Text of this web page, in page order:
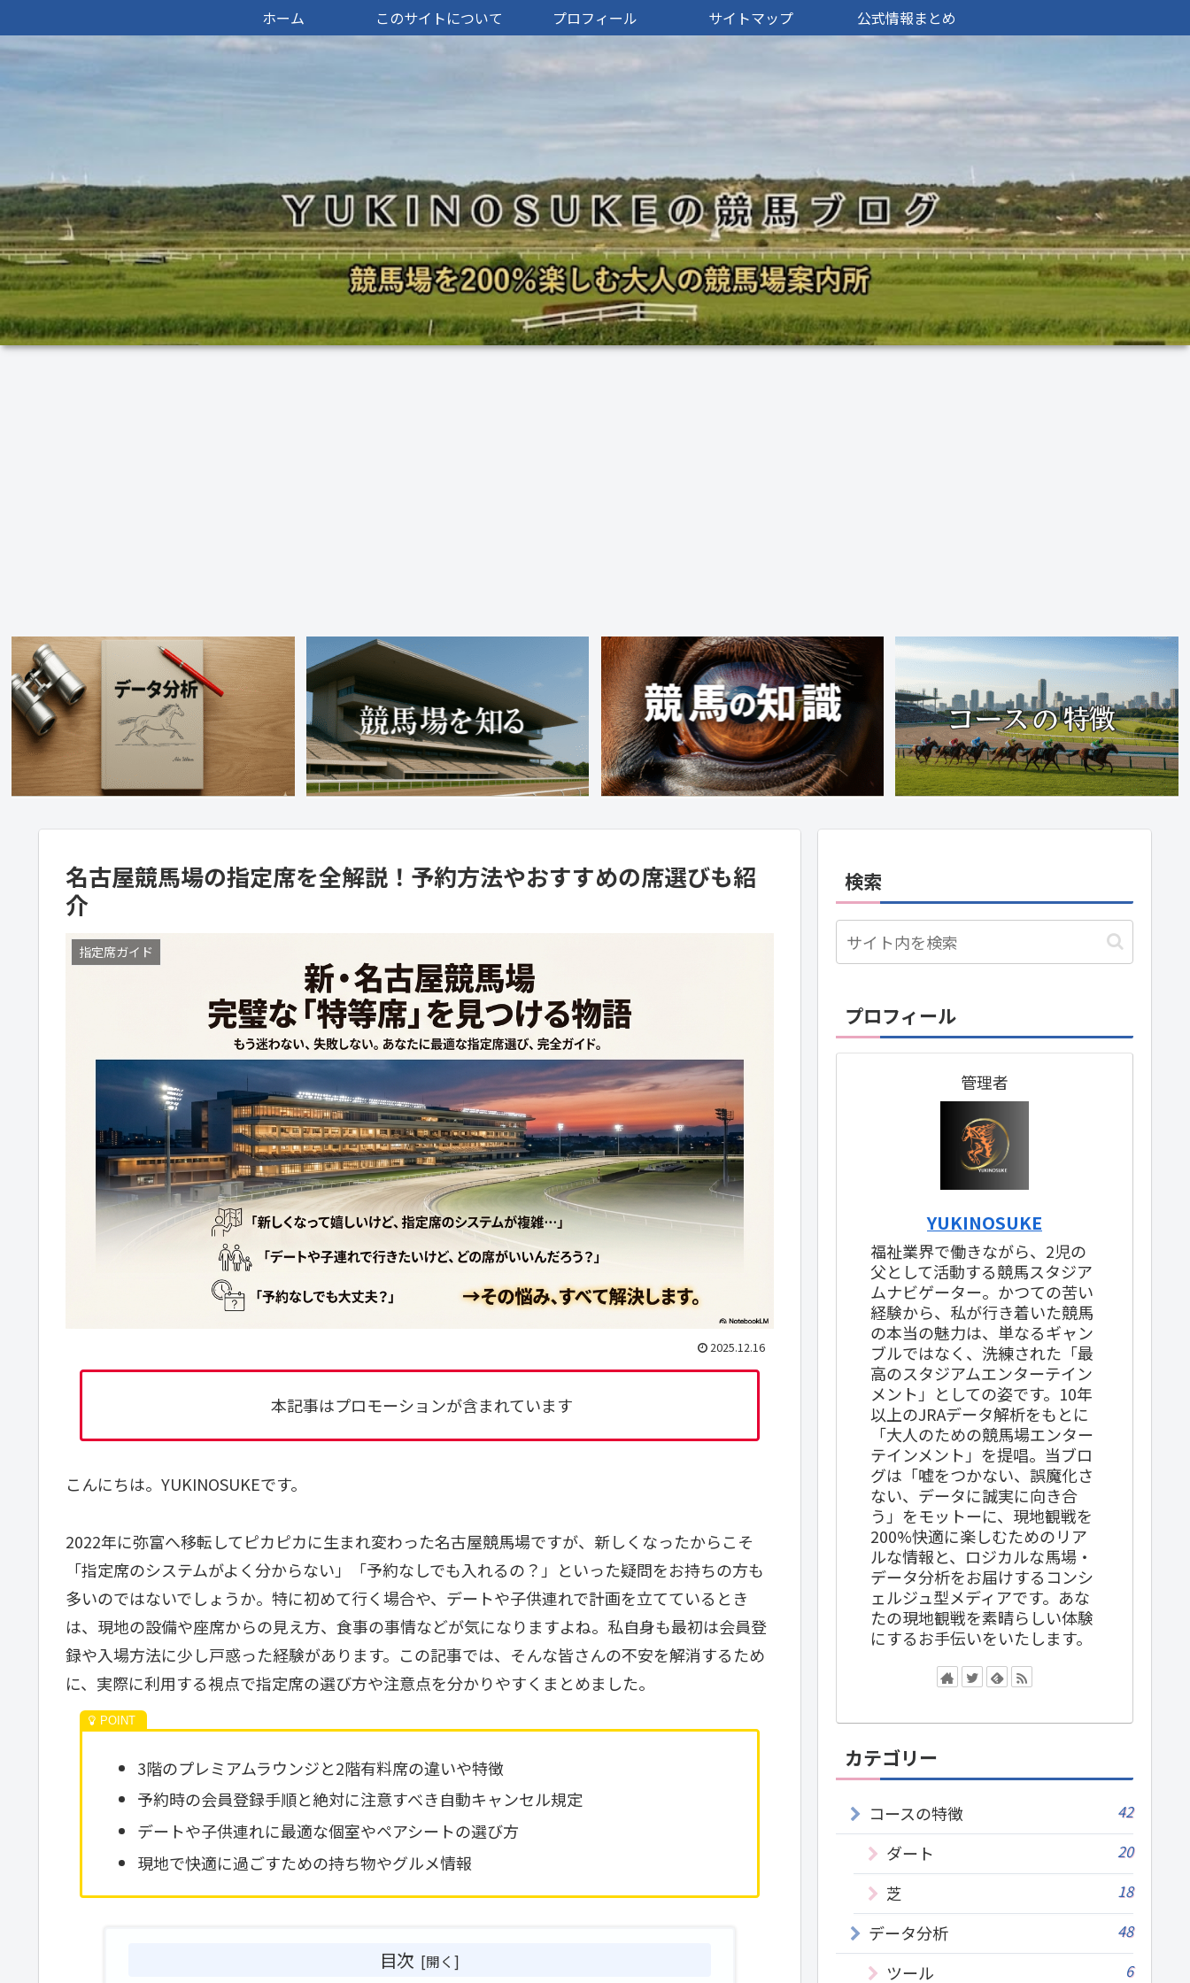
ホーム このサイトについて プロフィール サイトマップ 公式情報まとめ
名古屋競馬場の指定席を全解説！予約方法やおすすめの席選びも紹
介
指定席ガイド
2025.12.16
本記事はプロモーションが含まれています
こんにちは。YUKINOSUKEです。
2022年に弥富へ移転してピカピカに生まれ変わった名古屋競馬場ですが、新しくなったからこそ
「指定席のシステムがよく分からない」「予約なしでも入れるの？」といった疑問をお持ちの方も
多いのではないでしょうか。特に初めて行く場合や、デートや子供連れで計画を立てているとき
は、現地の設備や座席からの見え方、食事の事情などが気になりますよね。私自身も最初は会員登
録や入場方法に少し戸惑った経験があります。この記事では、そんな皆さんの不安を解消するため
に、実際に利用する視点で指定席の選び方や注意点を分かりやすくまとめました。
3階のプレミアムラウンジと2階有料席の違いや特徴
予約時の会員登録手順と絶対に注意すべき自動キャンセル規定
デートや子供連れに最適な個室やペアシートの選び方
現地で快適に過ごすための持ち物やグルメ情報
目次
検索
プロフィール
管理者
YUKINOSUKE
福祉業界で働きながら、2児の
父として活動する競馬スタジア
ムナビゲーター。かつての苦い
経験から、私が行き着いた競馬
の本当の魅力は、単なるギャン
ブルではなく、洗練された「最
高のスタジアムエンターテイン
メント」としての姿です。10年
以上のJRAデータ解析をもとに
「大人のための競馬場エンター
テインメント」を提唱。当ブロ
グは「嘘をつかない、誤魔化さ
ない、データに誠実に向き合
う」をモットーに、現地観戦を
200%快適に楽しむためのリア
ルな情報と、ロジカルな馬場・
データ分析をお届けするコンシ
ェルジュ型メディアです。あな
たの現地観戦を素晴らしい体験
にするお手伝いをいたします。
カテゴリー
コースの特徴 42
ダート 20
芝 18
データ分析 48
ツール 6